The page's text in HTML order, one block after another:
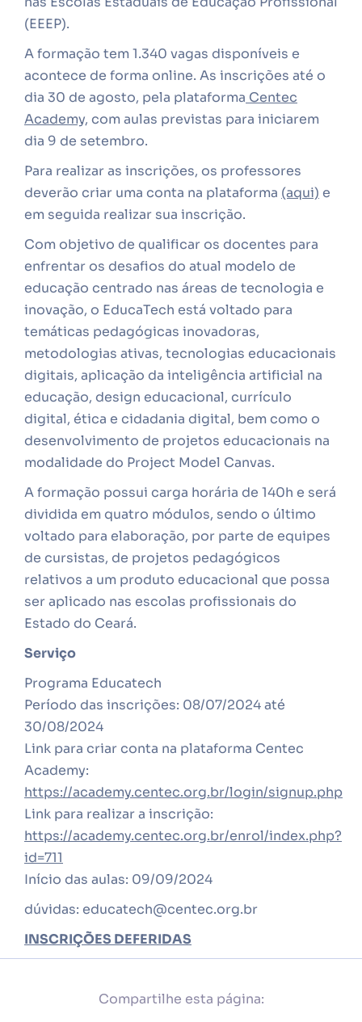
(EEEP).
A formação tem 1.340 vagas disponíveis e
acontece de forma online. As inscrições até o
dia 30 de agosto, pela plataforma Centec
Academy, com aulas previstas para iniciarem
dia 9 de setembro.
Para realizar as inscrições, os professores
deverão criar uma conta na plataforma (aqui) e
em seguida realizar sua inscrição.
Com objetivo de qualificar os docentes para
enfrentar os desafios do atual modelo de
educação centrado nas áreas de tecnologia e
inovação, o EducaTech está voltado para
temáticas pedagógicas inovadoras,
metodologias ativas, tecnologias educacionais
digitais, aplicação da inteligência artificial na
educação, design educacional, currículo
digital, ética e cidadania digital, bem como o
desenvolvimento de projetos educacionais na
modalidade do Project Model Canvas.
A formação possui carga horária de 140h e será
dividida em quatro módulos, sendo o último
voltado para elaboração, por parte de equipes
de cursistas, de projetos pedagógicos
relativos a um produto educacional que possa
ser aplicado nas escolas profissionais do
Estado do Ceará.
Serviço
Programa Educatech
Período das inscrições: 08/07/2024 até
30/08/2024
Link para criar conta na plataforma Centec
Academy:
https://academy.centec.org.br/login/signup.php
Link para realizar a inscrição:
https://academy.centec.org.br/enrol/index.php?
id=711
Início das aulas: 09/09/2024
dúvidas: educatech@centec.org.br
INSCRIÇÕES DEFERIDAS
Compartilhe esta página: